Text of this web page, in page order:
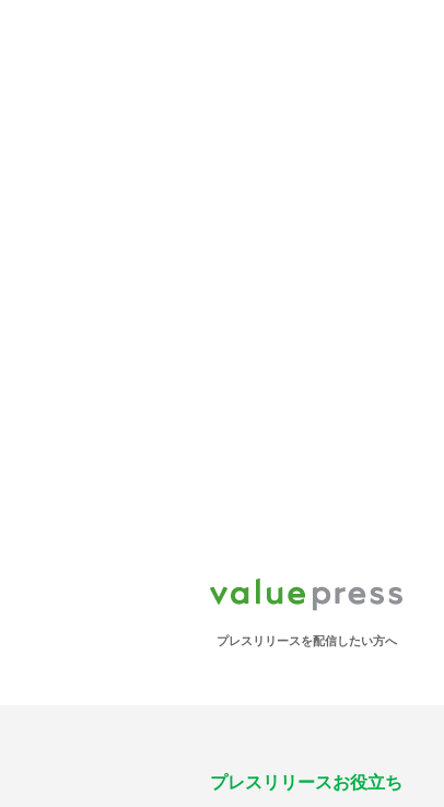
プレスリリースを配信したい方へ
プレスリリースお役立ち